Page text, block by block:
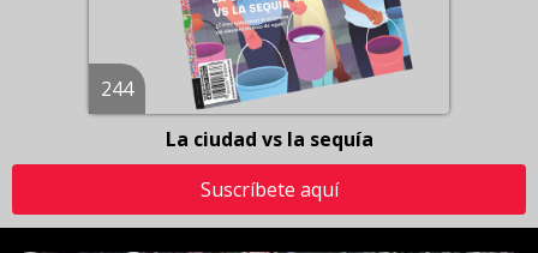
244
La ciudad vs la sequía
Suscríbete aquí